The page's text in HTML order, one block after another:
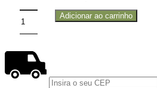
Adicionar ao carrinho